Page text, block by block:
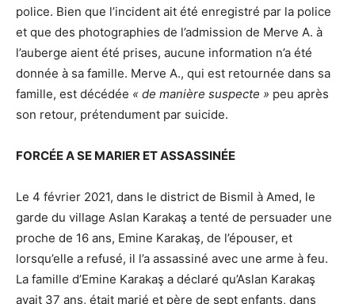
police. Bien que l’incident ait été enregistré par la police
et que des photographies de l’admission de Merve A. à
l’auberge aient été prises, aucune information n’a été
donnée à sa famille. Merve A., qui est retournée dans sa
famille, est décédée « de manière suspecte » peu après
son retour, prétendument par suicide.
FORCÉE A SE MARIER ET ASSASSINÉE
Le 4 février 2021, dans le district de Bismil à Amed, le
garde du village Aslan Karakaş a tenté de persuader une
proche de 16 ans, Emine Karakaş, de l’épouser, et
lorsqu’elle a refusé, il l’a assassiné avec une arme à feu.
La famille d’Emine Karakaş a déclaré qu’Aslan Karakaş
avait 37 ans, était marié et père de sept enfants, dans